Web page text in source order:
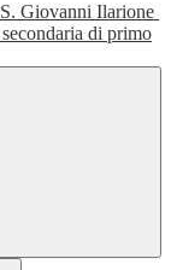
Giovanni Ilarione
di primo